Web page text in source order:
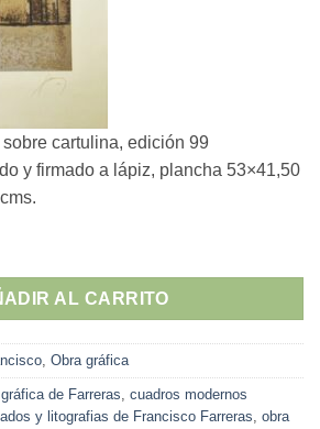
cartulina, edición 99
y firmado a lápiz, plancha 53×41,50
"Luna 003" serigrafia sobre cartulina
AL CARRITO
, Obra gráfica
de Farreras, cuadros modernos
y litografias de Francisco Farreras, obra